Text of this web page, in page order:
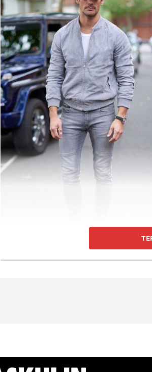
Kita semua milikinya. Pakaian dengan